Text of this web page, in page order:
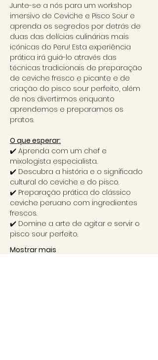
Junte-se a nós para um workshop
imersivo de Ceviche e Pisco Sour e
aprenda os segredos por detrás de
duas das delícias culinárias mais
icónicas do Peru! Esta experiência
prática irá guiá-lo através das
técnicas tradicionais de preparação
de ceviche fresco e picante e de
criação do pisco sour perfeito, além
de nos divertirmos enquanto
aprendemos e preparamos os
pratos.
O que esperar:
✔️ Aprenda com um chef e
mixologista especialista.
✔️ Descubra a história e o significado
cultural do ceviche e do pisco.
✔️ Preparação prática do clássico
ceviche peruano com ingredientes
frescos.
✔️ Domine a arte de agitar e servir o
pisco sour perfeito.
Mostrar mais